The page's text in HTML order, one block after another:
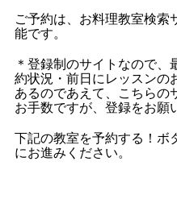
ご予約は、お料理教室検索
能です。
＊登録制のサイトなので
約状況・前日にレッスンの
あるのであえて、こちらの
お手数ですが、登録をお願
下記の教室を予約する！ボ
にお進みください。